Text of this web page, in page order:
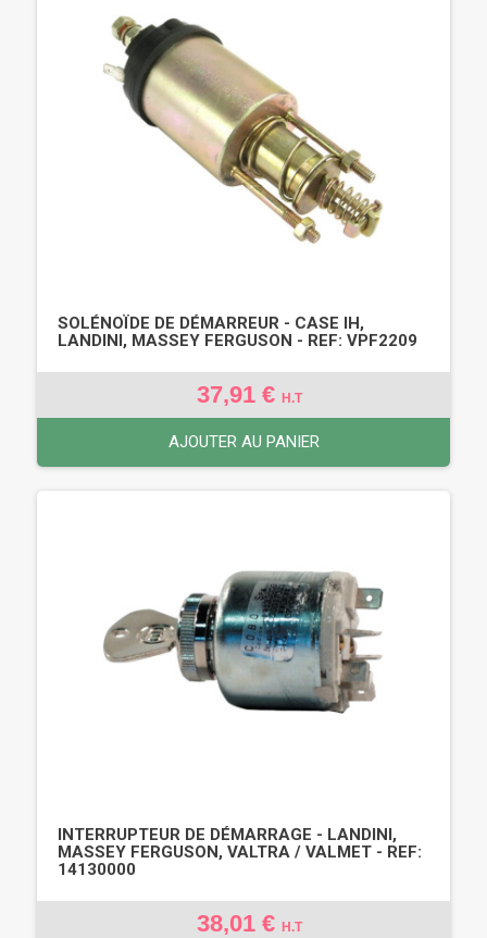
SOLÉNOÏDE DE DÉMARREUR - CASE IH,
LANDINI, MASSEY FERGUSON - REF: VPF2209
37,91 € H.T
AJOUTER AU PANIER
INTERRUPTEUR DE DÉMARRAGE - LANDINI,
MASSEY FERGUSON, VALTRA / VALMET - REF:
14130000
38,01 € H.T